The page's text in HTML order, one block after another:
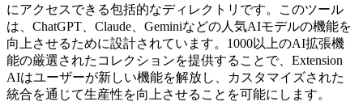
にアクセスできる包括的なディレクトリです。このツール
は、ChatGPT、Claude、Geminiなどの人気AIモデルの機能を
向上させるために設計されています。1000以上のAI拡張機
能の厳選されたコレクションを提供することで、Extension
AIはユーザーが新しい機能を解放し、カスタマイズされた
統合を通じて生産性を向上させることを可能にします。